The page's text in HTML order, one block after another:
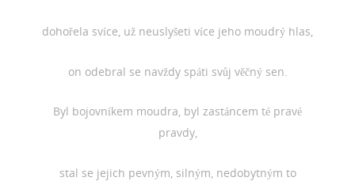
dohořela svíce, už neuslyšeti více jeho moudrý hlas,
on odebral se navždy spáti svůj věčný sen.
Byl bojovníkem moudra, byl zastáncem té pravé
pravdy,
stal se jejich pevným, silným, nedobytným to